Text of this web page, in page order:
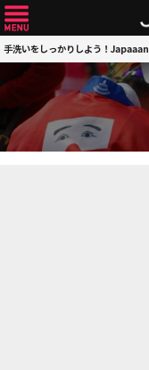
手洗いをしっかりしよう！Japaaan